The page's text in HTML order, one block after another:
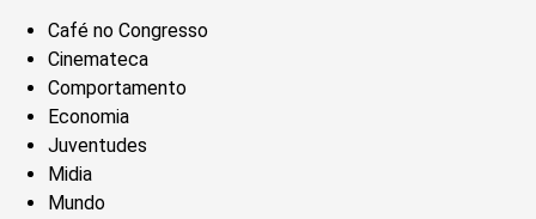
Café no Congresso
Cinemateca
Comportamento
Economia
Juventudes
Midia
Mundo